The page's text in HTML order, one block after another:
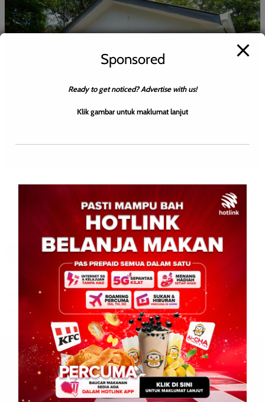
Program Rumah Mesra SMJ Penuhi Impian Dua
0
Papar, 5 Julai 2025 – Impian dua keluarga dari Parlimen Papar
untuk memiliki kediaman selesa akhirnya tercapai apabila
permohonan mereka di bawah Program Rumah Mesra […]
Leave a Reply
Your email address will not be published. Required fields are
Sponsored
Ready to get noticed? Advertise with us!
Klik gambar untuk maklumat lanjut